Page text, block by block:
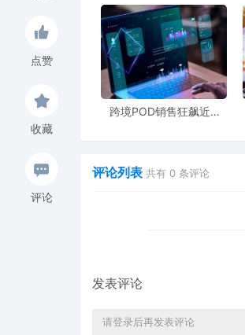
点赞
收藏
评论
跨境POD销售狂飙近5
评论列表 共有 0 条评论
发表评论